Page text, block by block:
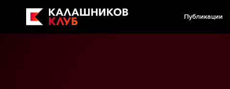
Публикации